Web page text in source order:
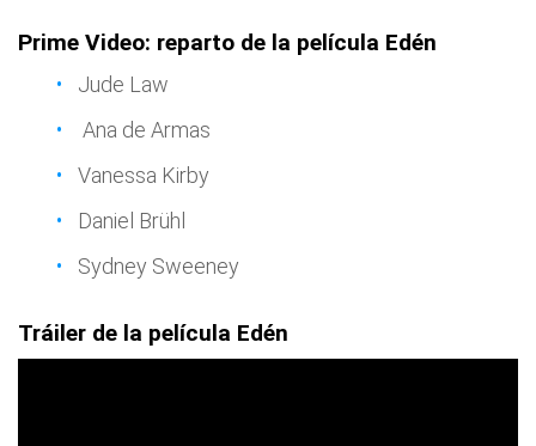
Prime Video: reparto de la película Edén
Jude Law
Ana de Armas
Vanessa Kirby
Daniel Brühl
Sydney Sweeney
Tráiler de la película Edén